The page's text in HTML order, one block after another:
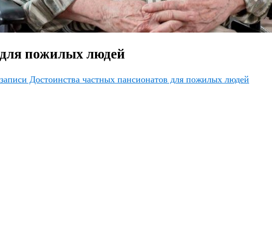
пожилых людей
Достоинства частных пансионатов для пожилых людей